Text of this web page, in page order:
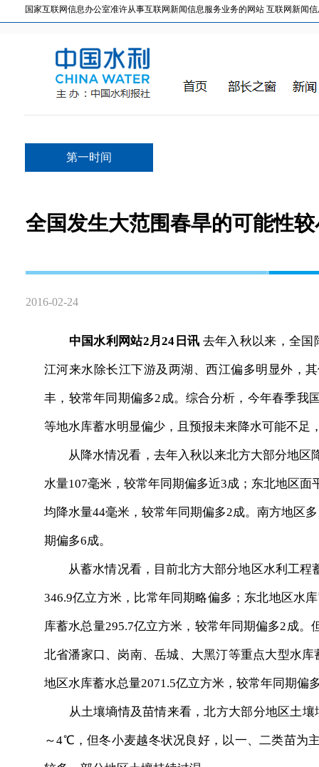
国家互联网信息办公室准许从事互联网新闻信息服务业务的网站 互联网新闻信
第一时间
全国发生大范围春旱的可能性
2016-02-24
中国水利网站2月24日讯 去年入秋以来，全国
江河来水除长江下游及两湖、西江偏多明显外，
丰，较常年同期偏多2成。综合分析，今年春季我
等地水库蓄水明显偏少，且预报未来降水可能不足
从降水情况看，去年入秋以来北方大部分地区
水量107毫米，较常年同期偏多近3成；东北地区
均降水量44毫米，较常年同期偏多2成。南方地区
期偏多6成。
从蓄水情况看，目前北方大部分地区水利工程
346.9亿立方米，比常年同期略偏多；东北地区水
库蓄水总量295.7亿立方米，较常年同期偏多2成
北省潘家口、岗南、岳城、大黑汀等重点大型水
地区水库蓄水总量2071.5亿立方米，较常年同期偏
从土壤墒情及苗情来看，北方大部分地区土壤
～4℃，但冬小麦越冬状况良好，以一、二类苗为